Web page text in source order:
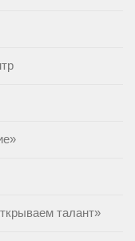
талант»